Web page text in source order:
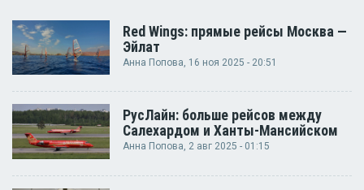
Red Wings: прямые рейсы Москва —
Эйлат
Анна Попова, 16 ноя 2025 - 20:51
РусЛайн: больше рейсов между
Салехардом и Ханты-Мансийском
Анна Попова, 2 авг 2025 - 01:15